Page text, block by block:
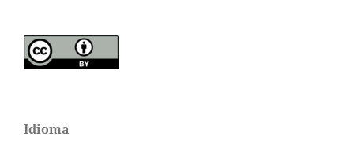
Idioma